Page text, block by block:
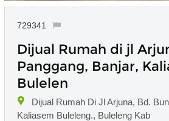
729341
Dijual Rumah di jl
Panggang, Banjar,
Bulelen
Dijual Rumah Di Jl Arjuna, Bd.
Kaliasem Buleleng., Buleleng Kab